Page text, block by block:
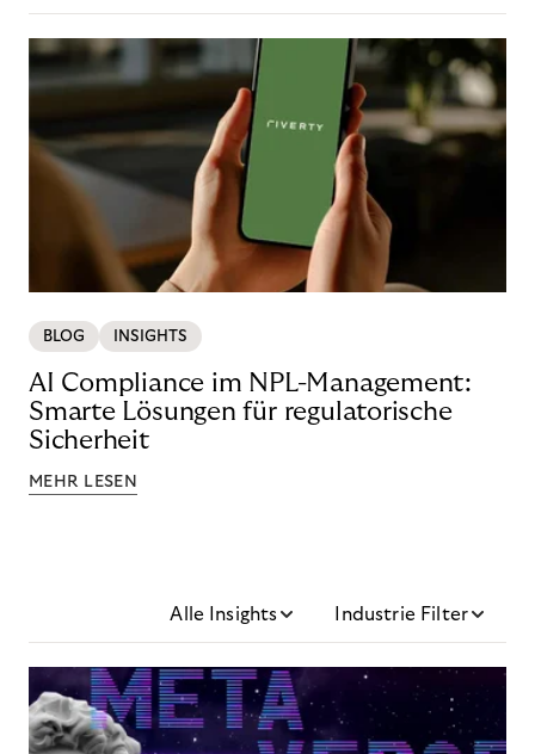
BLOG INSIGHTS
AI Compliance im NPL-Management:
Smarte Lösungen für regulatorische
Sicherheit
MEHR LESEN
Alle Insights Industrie Filter